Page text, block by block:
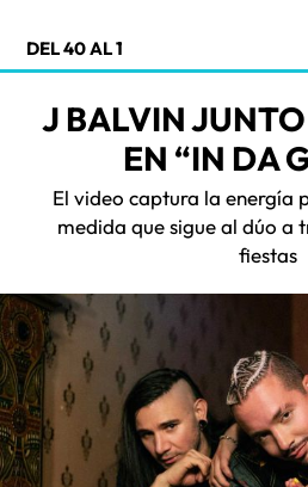
DEL 40 AL 1
J BALVIN
EN “IN DA
El video captura la energía
medida que sigue al dúo a
fiestas